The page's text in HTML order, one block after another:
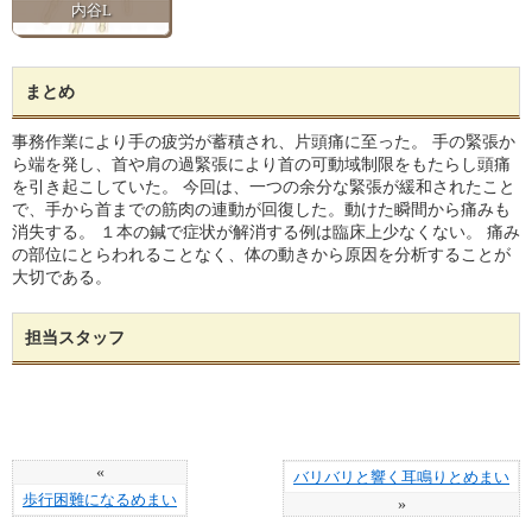
内谷L
まとめ
事務作業により手の疲労が蓄積され、片頭痛に至った。 手の緊張か
ら端を発し、首や肩の過緊張により首の可動域制限をもたらし頭痛
を引き起こしていた。 今回は、一つの余分な緊張が緩和されたこと
で、手から首までの筋肉の連動が回復した。動けた瞬間から痛みも
消失する。 １本の鍼で症状が解消する例は臨床上少なくない。 痛み
の部位にとらわれることなく、体の動きから原因を分析することが
大切である。
担当スタッフ
«
歩行困難になるめまい
バリバリと響く耳鳴りとめまい
»